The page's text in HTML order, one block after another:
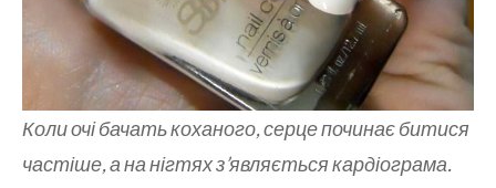
Коли очі бачать коханого, серце починає битися
частіше, а на нігтях з’являється кардіограма.